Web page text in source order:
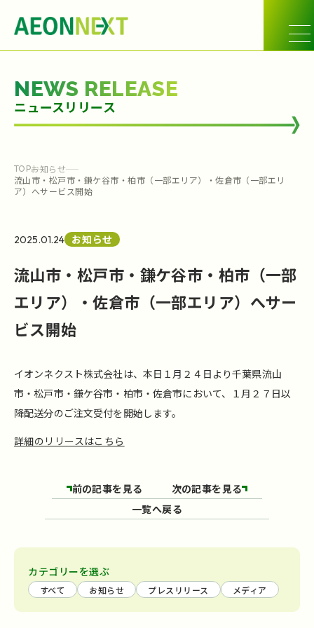
NEWS RELEASE
ニュースリリース
TOPお知らせ
流山市・松戸市・鎌ケ谷市・柏市（一部エリア）・佐倉市（一部エリ
ア）へサービス開始
2025.01.24 お知らせ
流山市・松戸市・鎌ケ谷市・柏市（一部
エリア）・佐倉市（一部エリア）へサー
ビス開始
イオンネクスト株式会社は、本日１月２４日より千葉県流山
市・松戸市・鎌ケ谷市・柏市・佐倉市において、１月２７日以
降配送分のご注文受付を開始します。
詳細のリリースはこちら
前の記事を見る
一覧へ戻る
次の記事を見る
カテゴリーを選ぶ
すべて お知らせ プレスリリース メディア